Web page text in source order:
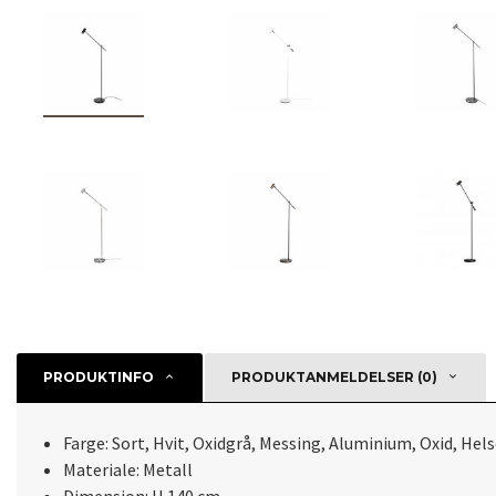
PRODUKTINFO PRODUKTANMELDELSER (0)
Farge: Sort, Hvit, Oxidgrå, Messing, Aluminium, Oxid,
Materiale: Metall